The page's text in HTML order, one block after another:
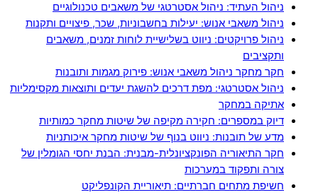
ניהול העתיד: ניהול אסטרטגי של משאבים טכנולוגיים
ניהול משאבי אנוש: יעילות בחשבוניות, שכר, פיצויים ותקנות
ניהול פרויקטים: ניווט בשלישיית לוחות זמנים, משאבים
ותקציבים
חקר מחקר ניהול משאבי אנוש: פירוק מגמות ותובנות
ניהול אסטרטגי: מפת דרכים להשגת יעדים ותוצאות מקסימליות
אתיקה במחקר
דיוק במספרים: חקירה מקיפה של שיטות מחקר כמותיות
מדע של תובנות: ניווט בנוף של שיטות מחקר איכותניות
חקר התיאוריה הפונקציונלית-מבנית: הבנת יחסי הגומלין של
צורה ותפקוד במערכות
חשיפת מתחים חברתיים: תיאוריית הקונפליקט